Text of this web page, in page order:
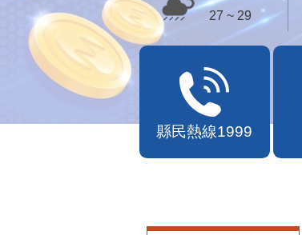
27 ~ 29
縣民熱線1999